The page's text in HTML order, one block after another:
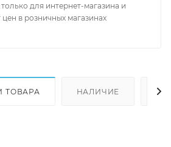
для интернет-магазина и
в розничных магазинах
ТОВАРА НАЛИЧИЕ